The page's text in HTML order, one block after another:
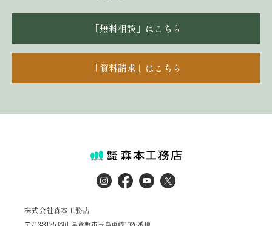
「無料相談」はこちら
「資料請求」はこちら
株式会社森本工務店